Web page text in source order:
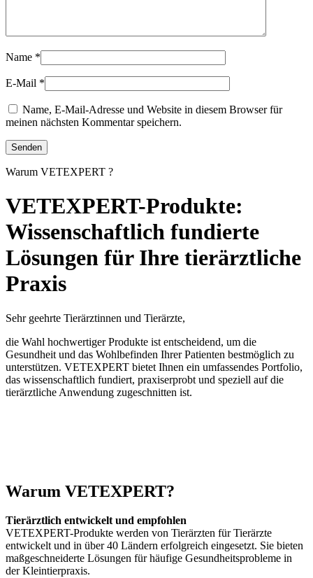
Name *
E-Mail *
Name, E-Mail-Adresse und Website in diesem Browser für
meinen nächsten Kommentar speichern.
Warum VETEXPERT ?
VETEXPERT-Produkte:
Wissenschaftlich fundierte
Lösungen für Ihre tierärztliche
Praxis
Sehr geehrte Tierärztinnen und Tierärzte,
die Wahl hochwertiger Produkte ist entscheidend, um die
Gesundheit und das Wohlbefinden Ihrer Patienten bestmöglich zu
unterstützen. VETEXPERT bietet Ihnen ein umfassendes Portfolio,
das wissenschaftlich fundiert, praxiserprobt und speziell auf die
tierärztliche Anwendung zugeschnitten ist.
Warum VETEXPERT?
Tierärztlich entwickelt und empfohlen
VETEXPERT-Produkte werden von Tierärzten für Tierärzte
entwickelt und in über 40 Ländern erfolgreich eingesetzt. Sie bieten
maßgeschneiderte Lösungen für häufige Gesundheitsprobleme in
der Kleintierpraxis.